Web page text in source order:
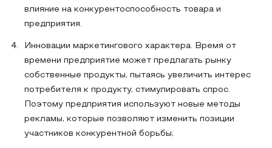
влияние на конкурентоспособность товара и
предприятия.
Инновации маркетингового характера. Время от
времени предприятие может предлагать рынку
собственные продукты, пытаясь увеличить интерес
потребителя к продукту, стимулировать спрос.
Поэтому предприятия используют новые методы
рекламы, которые позволяют изменить позиции
участников конкурентной борьбы;